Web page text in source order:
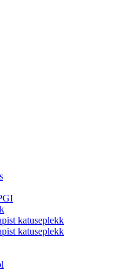
katuseplekk
katuseplekk